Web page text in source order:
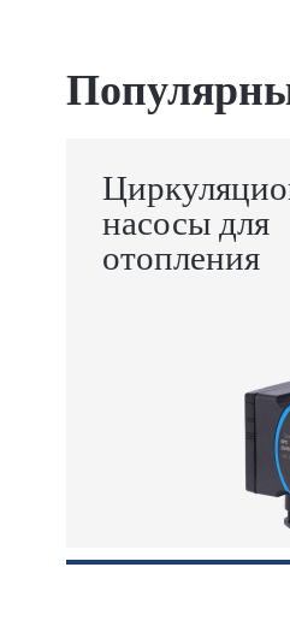
насосы для
отопления